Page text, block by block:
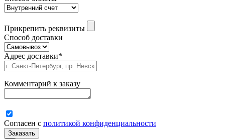
Прикрепить реквизиты
Способ доставки
Адрес доставки*
Комментарий к заказу
Согласен с политикой конфиденциальности